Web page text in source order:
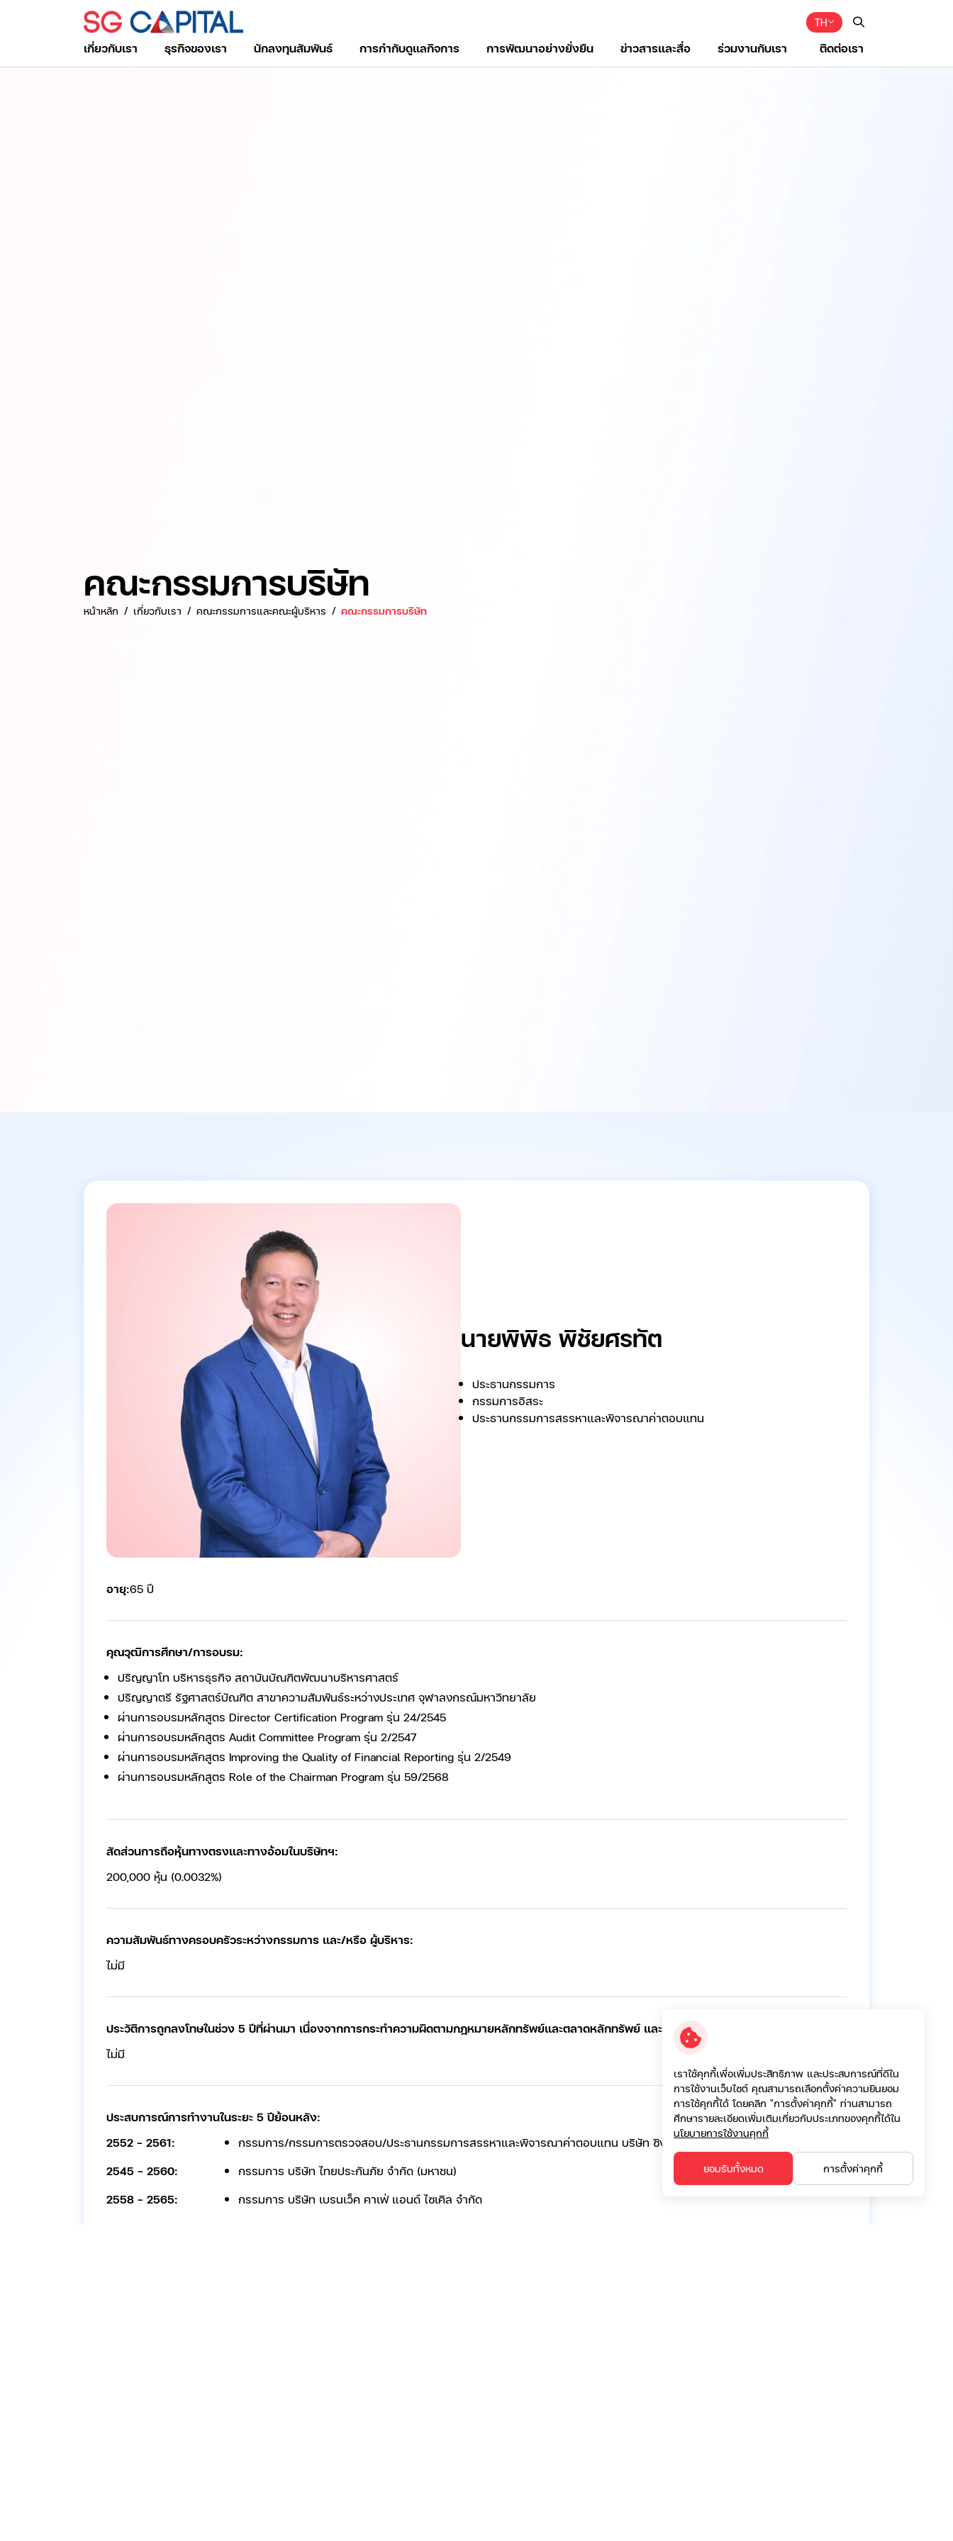
TH
เกี่ยวกับเรา ธุรกิจของเรา นักลงทุนสัมพันธ์ การกำกับดูแลกิจการ การพัฒนาอย่างยั่งยืน ข่าวสารและสื่อ ร่วมงานกับเรา ติดต่อเรา
คณะกรรมการบริษัท
หน้าหลัก เกี่ยวกับเรา คณะกรรมการและคณะผู้บริหาร คณะกรรมการบริษัท
นายพิพิธ พิชัยศรทัต
ประธานกรรมการ
กรรมการอิสระ
ประธานกรรมการสรรหาและพิจารณาค่าตอบแทน
อายุ:65 ปี
คุณวุฒิการศึกษา/การอบรม:
ปริญญาโท บริหารธุรกิจ สถาบันบัณฑิตพัฒนาบริหารศาสตร์
ปริญญาตรี รัฐศาสตร์บัณฑิต สาขาความสัมพันธ์ระหว่างประเทศ จุฬาลงกรณ์มหาวิทยาลัย
ผ่านการอบรมหลักสูตร Director Certification Program รุ่น 24/2545
ผ่านการอบรมหลักสูตร Audit Committee Program รุ่น 2/2547
ผ่านการอบรมหลักสูตร Improving the Quality of Financial Reporting รุ่น 2/2549
ผ่านการอบรมหลักสูตร Role of the Chairman Program รุ่น 59/2568
สัดส่วนการถือหุ้นทางตรงและทางอ้อมในบริษัทฯ:
200,000 หุ้น (0.0032%)
ความสัมพันธ์ทางครอบครัวระหว่างกรรมการ และ/หรือ ผู้บริหาร:
ไม่มี
ประวัติการถูกลงโทษในช่วง 5 ปีที่ผ่านมา เนื่องจากการกระทำความผิดตามกฎหมายหลักทรัพย์และตลาดหลักทรัพย์ และกฎหมายสัญญาซื้อขายล่วงหน้า:
ไม่มี
ประสบการณ์การทำงานในระยะ 5 ปีย้อนหลัง:
2552 - 2561:
กรรมการ/กรรมการตรวจสอบ/ประธานกรรมการสรรหาและพิจารณาค่าตอบแทน บริษัท ซิงเกอร์ประเทศไทย จำกัด (มหาชน)
2545 - 2560:
กรรมการ บริษัท ไทยประกันภัย จำกัด (มหาชน)
2558 - 2565:
กรรมการ บริษัท เบรนเว็ค คาเฟ่ แอนด์ ไซเคิล จำกัด
เราใช้คุกกี้เพื่อเพิ่มประสิทธิภาพ และประสบการณ์ที่ดีใน
การใช้งานเว็บไซต์ คุณสามารถเลือกตั้งค่าความยินยอม
การใช้คุกกี้ได้ โดยคลิก "การตั้งค่าคุกกี้" ท่านสามารถ
ศึกษารายละเอียดเพิ่มเติมเกี่ยวกับประเภทของคุกกี้ได้ใน
นโยบายการใช้งานคุกกี้
ยอมรับทั้งหมด การตั้งค่าคุกกี้